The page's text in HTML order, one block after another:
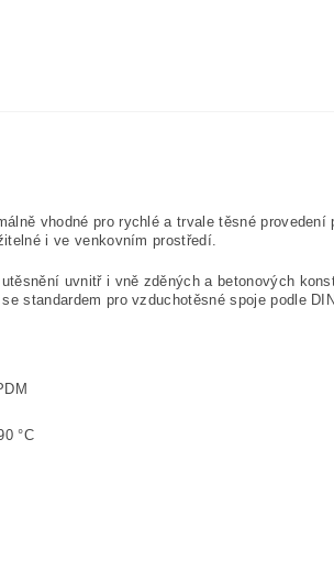
vhodné pro rychlé a trvale těsné
i ve venkovním prostředí.
uvnitř i vně zděných a betonových
standardem pro vzduchotěsné spoje podle
°C